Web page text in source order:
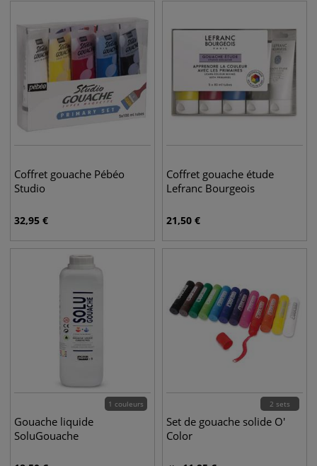
Coffret gouache Pébéo
Studio
32,95 €
Coffret gouache étude
Lefranc Bourgeois
21,50 €
1 couleurs
Gouache liquide
SoluGouache
2 sets
Set de gouache solide O'
Color